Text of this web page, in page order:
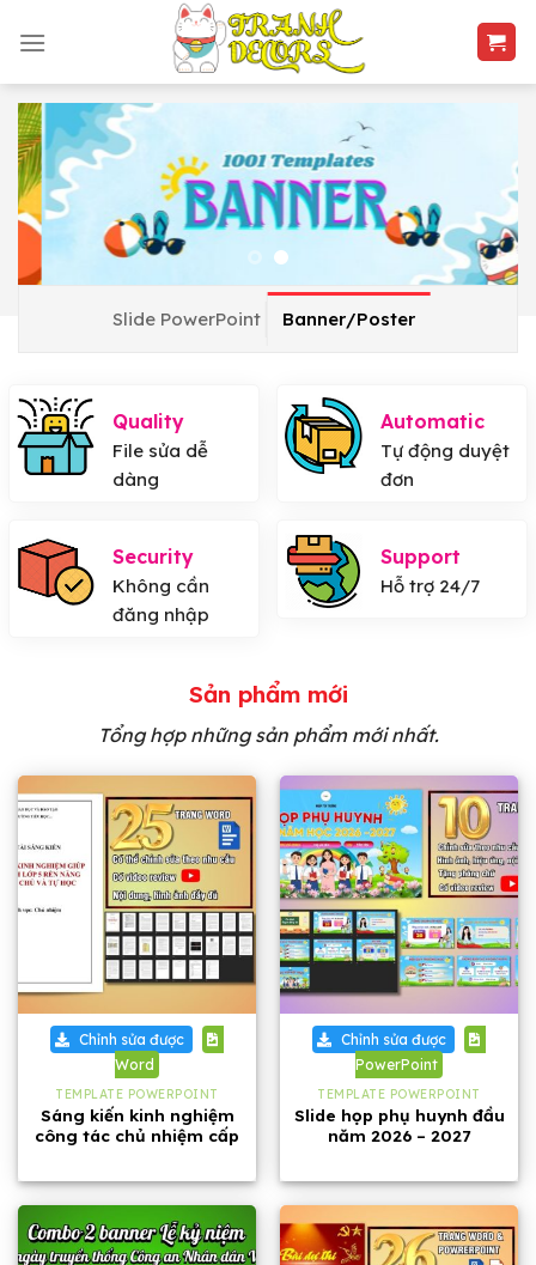
Slide PowerPoint Banner/Poster
Quality
File sửa dễ
dàng
Automatic
Tự động duyệt
đơn
Security
Không cần
đăng nhập
Support
Hỗ trợ 24/7
Sản phẩm mới
Tổng hợp những sản phẩm mới nhất.
Chỉnh sửa được
Word
TEMPLATE POWERPOINT
Sáng kiến kinh nghiệm
công tác chủ nhiệm cấp
Chỉnh sửa được
PowerPoint
TEMPLATE POWERPOINT
Slide họp phụ huynh đầu
năm 2026 – 2027